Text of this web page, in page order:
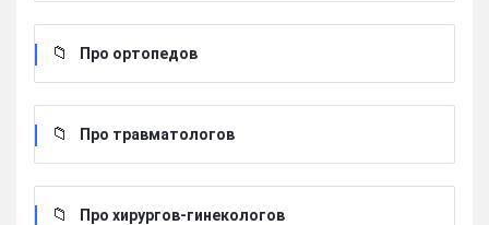
Про ортопедов
Про травматологов
Про хирургов-гинекологов